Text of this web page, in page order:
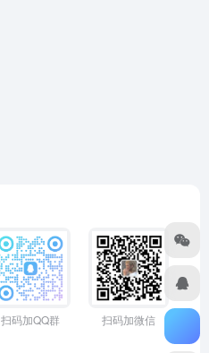
扫码加QQ群 扫码加微信